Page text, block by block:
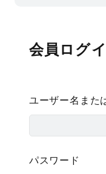
会員ログ
ユーザー名また
パスワード